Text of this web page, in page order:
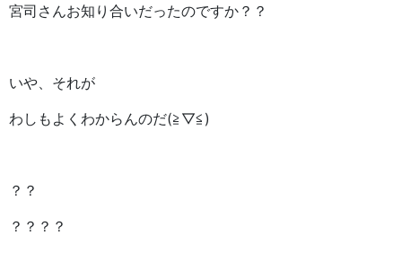
宮司さんお知り合いだったのですか？？
いや、それが
わしもよくわからんのだ(≧▽≦)
？？
？？？？